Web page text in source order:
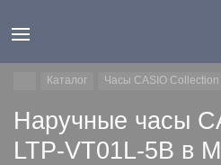
Каталог Часы CASIO Collection
Наручные часы
LTP-VT01L-5B в